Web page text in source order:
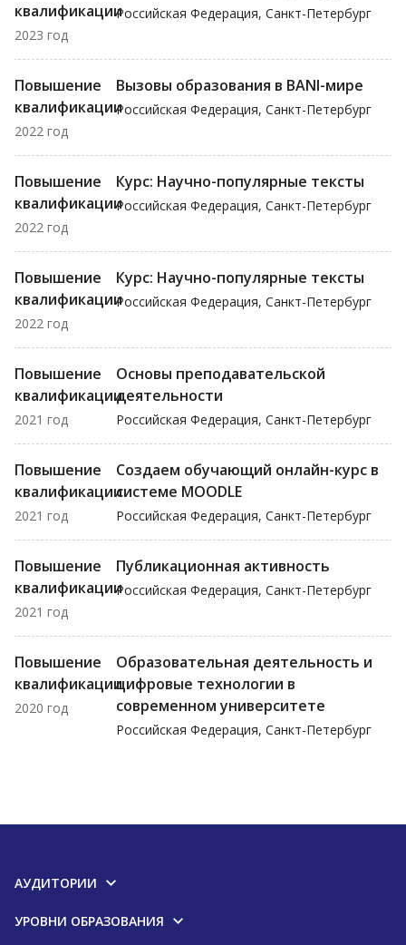
квалификации
2023 год
Российская Федерация, Санкт-Петербург
Повышение
квалификации
2022 год
Вызовы образования в BANI-мире
Российская Федерация, Санкт-Петербург
Повышение
квалификации
2022 год
Курс: Научно-популярные тексты
Российская Федерация, Санкт-Петербург
Повышение
квалификации
2022 год
Курс: Научно-популярные тексты
Российская Федерация, Санкт-Петербург
Повышение
квалификации
2021 год
Основы преподавательской
деятельности
Российская Федерация, Санкт-Петербург
Повышение
квалификации
2021 год
Создаем обучающий онлайн-курс в
системе MOODLE
Российская Федерация, Санкт-Петербург
Повышение
квалификации
2021 год
Публикационная активность
Российская Федерация, Санкт-Петербург
Повышение
квалификации
2020 год
Образовательная деятельность и
цифровые технологии в
современном университете
Российская Федерация, Санкт-Петербург
АУДИТОРИИ
УРОВНИ ОБРАЗОВАНИЯ